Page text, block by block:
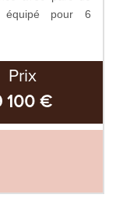
équipé pour 6
Prix
100 €